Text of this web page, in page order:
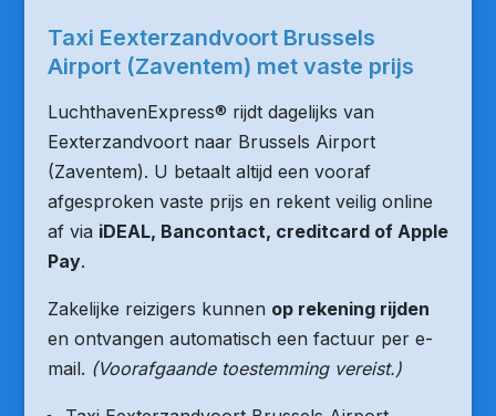
Taxi Eexterzandvoort Brussels
Airport (Zaventem) met vaste prijs
LuchthavenExpress® rijdt dagelijks van
Eexterzandvoort naar Brussels Airport
(Zaventem). U betaalt altijd een vooraf
afgesproken vaste prijs en rekent veilig online
af via iDEAL, Bancontact, creditcard of Apple
Pay.
Zakelijke reizigers kunnen op rekening rijden
en ontvangen automatisch een factuur per e-
mail. (Voorafgaande toestemming vereist.)